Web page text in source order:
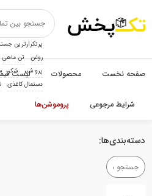
پرتکرارترین
روغن
تن ماهی
پرو شیر
شکر
دستمال کاغذی
صفحه نخست محصولات لیست
شرایط مرجوعی پروموشن‌ها
دسته‌بندی‌ها: